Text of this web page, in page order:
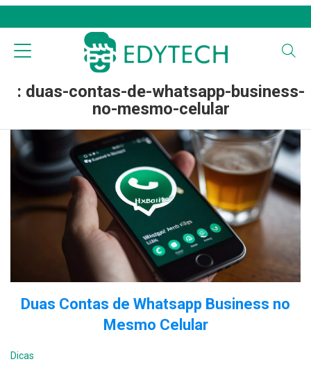
: duas-contas-de-whatsapp-business-
no-mesmo-celular
Duas Contas de Whatsapp Business no
Mesmo Celular
Dicas